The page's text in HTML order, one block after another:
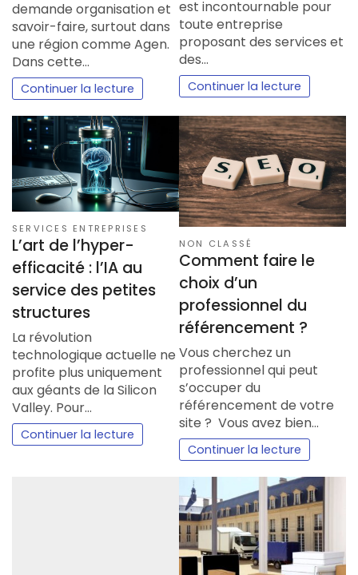
demande organisation et
savoir-faire, surtout dans
une région comme Agen.
Dans cette…
Continuer la lecture
est incontournable pour
toute entreprise
proposant des services et
des…
Continuer la lecture
SERVICES ENTREPRISES
L’art de l’hyper-
efficacité : l’IA au
service des petites
structures
La révolution
technologique actuelle ne
profite plus uniquement
aux géants de la Silicon
Valley. Pour…
Continuer la lecture
NON CLASSÉ
Comment faire le
choix d’un
professionnel du
référencement ?
Vous cherchez un
professionnel qui peut
s’occuper du
référencement de votre
site ? Vous avez bien…
Continuer la lecture